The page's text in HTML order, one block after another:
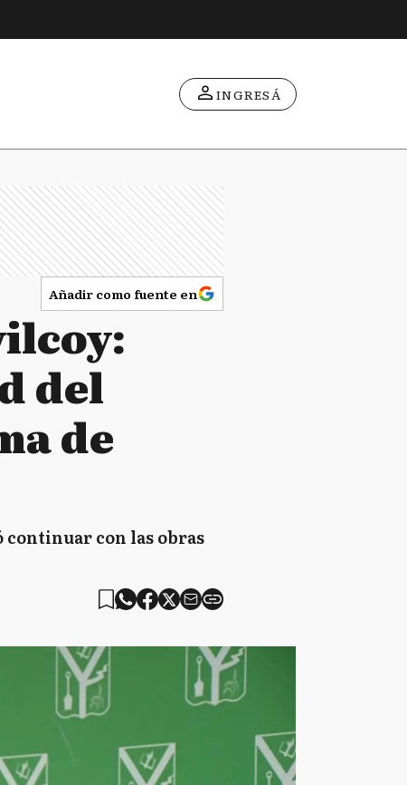
INGRESÁ
Añadir como fuente en
del
de
con las obras